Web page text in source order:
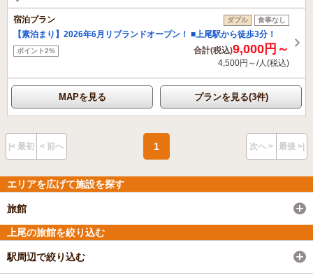
宿泊プラン ダブル 食事なし
【素泊まり】2026年6月リブランドオープン！ ■上尾駅から徒歩3分！
ポイント2% 合計(税込)9,000円～
4,500円～/人(税込)
MAPを見る プランを見る(3件)
|< 最初 < 前へ 1 次へ > 最後 >|
エリアを広げて施設を探す
旅館
上尾の旅館を絞り込む
駅周辺で絞り込む